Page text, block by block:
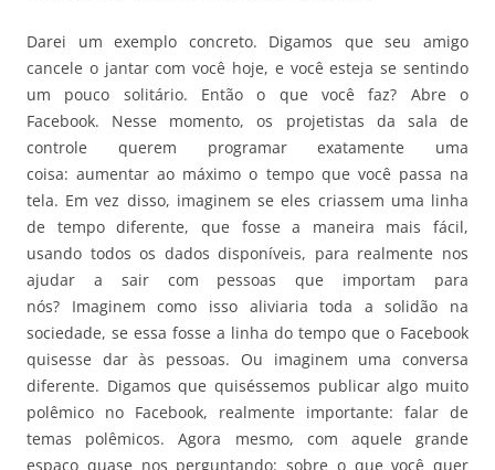
Darei um exemplo concreto. Digamos que seu amigo
cancele o jantar com você hoje, e você esteja se sentindo
um pouco solitário. Então o que você faz? Abre o
Facebook. Nesse momento, os projetistas da sala de
controle querem programar exatamente uma
coisa: aumentar ao máximo o tempo que você passa na
tela. Em vez disso, imaginem se eles criassem uma linha
de tempo diferente, que fosse a maneira mais fácil,
usando todos os dados disponíveis, para realmente nos
ajudar a sair com pessoas que importam para
nós? Imaginem como isso aliviaria toda a solidão na
sociedade, se essa fosse a linha do tempo que o Facebook
quisesse dar às pessoas. Ou imaginem uma conversa
diferente. Digamos que quiséssemos publicar algo muito
polêmico no Facebook, realmente importante: falar de
temas polêmicos. Agora mesmo, com aquele grande
espaço quase nos perguntando: sobre o que você quer